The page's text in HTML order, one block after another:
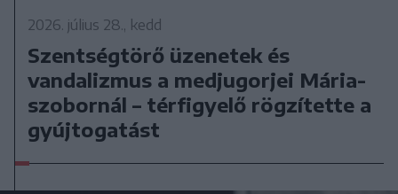
2026. július 28., kedd
Szentségtörő üzenetek és
vandalizmus a medjugorjei Mária-
szobornál – térfigyelő rögzítette a
gyújtogatást